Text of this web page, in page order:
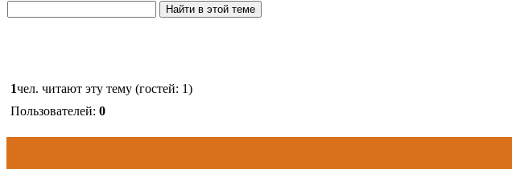
1чел. читают эту тему (гостей: 1)
Пользователей: 0